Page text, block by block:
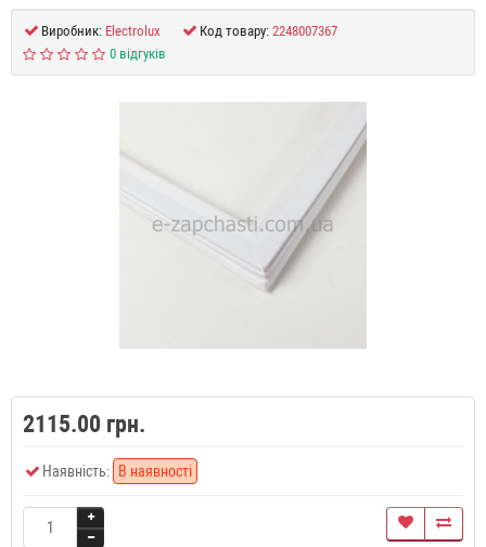
Виробник: Electrolux Код товару: 2248007367
0 відгуків
2115.00 грн.
Наявність: В наявності